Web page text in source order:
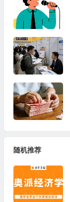
随机推荐